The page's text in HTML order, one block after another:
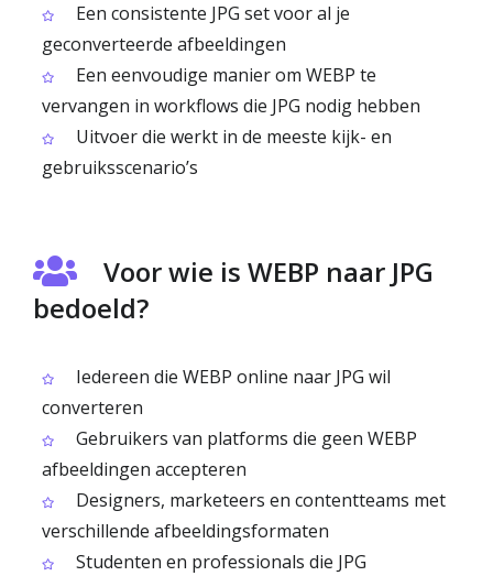
Een consistente JPG set voor al je
geconverteerde afbeeldingen
Een eenvoudige manier om WEBP te
vervangen in workflows die JPG nodig hebben
Uitvoer die werkt in de meeste kijk- en
gebruiksscenario’s
Voor wie is WEBP naar JPG
bedoeld?
Iedereen die WEBP online naar JPG wil
converteren
Gebruikers van platforms die geen WEBP
afbeeldingen accepteren
Designers, marketeers en contentteams met
verschillende afbeeldingsformaten
Studenten en professionals die JPG